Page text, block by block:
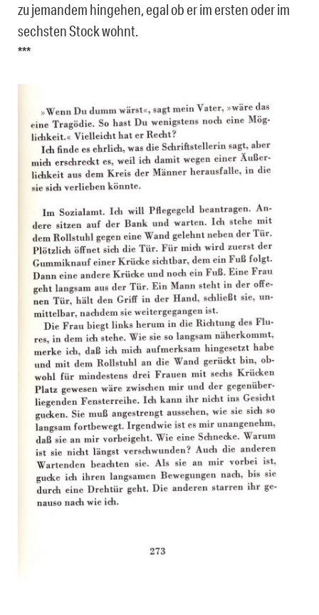
zu jemandem hingehen, egal ob er im ersten oder im
sechsten Stock wohnt.
***